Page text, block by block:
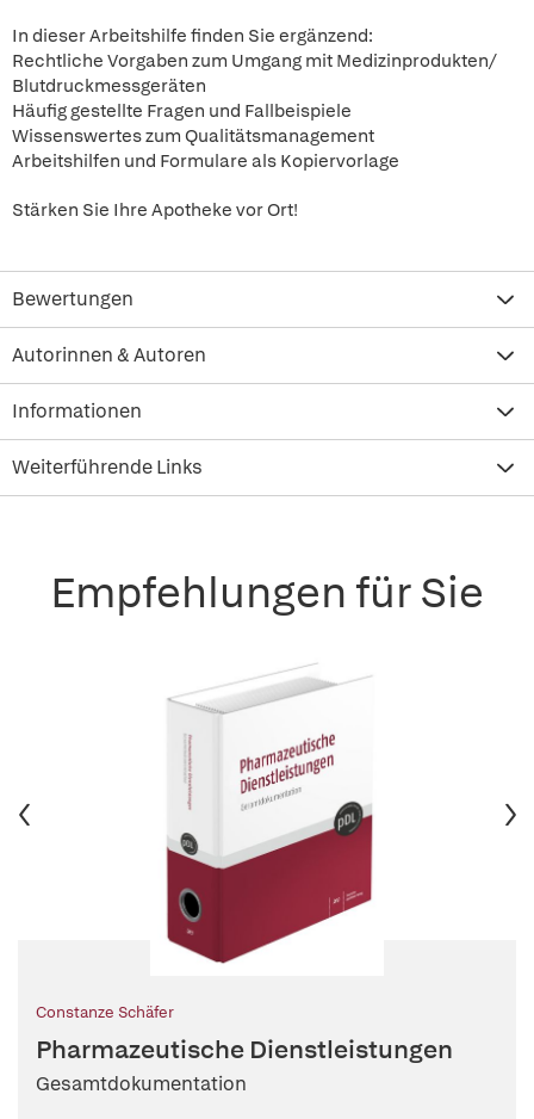
In dieser Arbeitshilfe finden Sie ergänzend:
Rechtliche Vorgaben zum Umgang mit Medizinprodukten/
Blutdruckmessgeräten
Häufig gestellte Fragen und Fallbeispiele
Wissenswertes zum Qualitätsmanagement
Arbeitshilfen und Formulare als Kopiervorlage
Stärken Sie Ihre Apotheke vor Ort!
Bewertungen
Autorinnen & Autoren
Informationen
Weiterführende Links
Empfehlungen für Sie
Constanze Schäfer
Pharmazeutische Dienstleistungen
Gesamtdokumentation